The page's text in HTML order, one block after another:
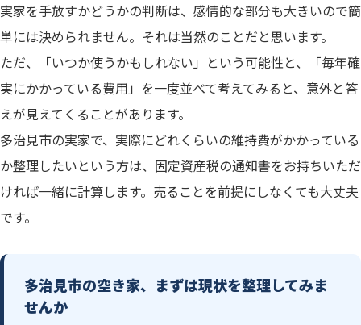
実家を手放すかどうかの判断は、感情的な部分も大きいので簡
単には決められません。それは当然のことだと思います。
ただ、「いつか使うかもしれない」という可能性と、「毎年確
実にかかっている費用」を一度並べて考えてみると、意外と答
えが見えてくることがあります。
多治見市の実家で、実際にどれくらいの維持費がかかっている
か整理したいという方は、固定資産税の通知書をお持ちいただ
ければ一緒に計算します。売ることを前提にしなくても大丈夫
です。
多治見市の空き家、まずは現状を整理してみま
せんか